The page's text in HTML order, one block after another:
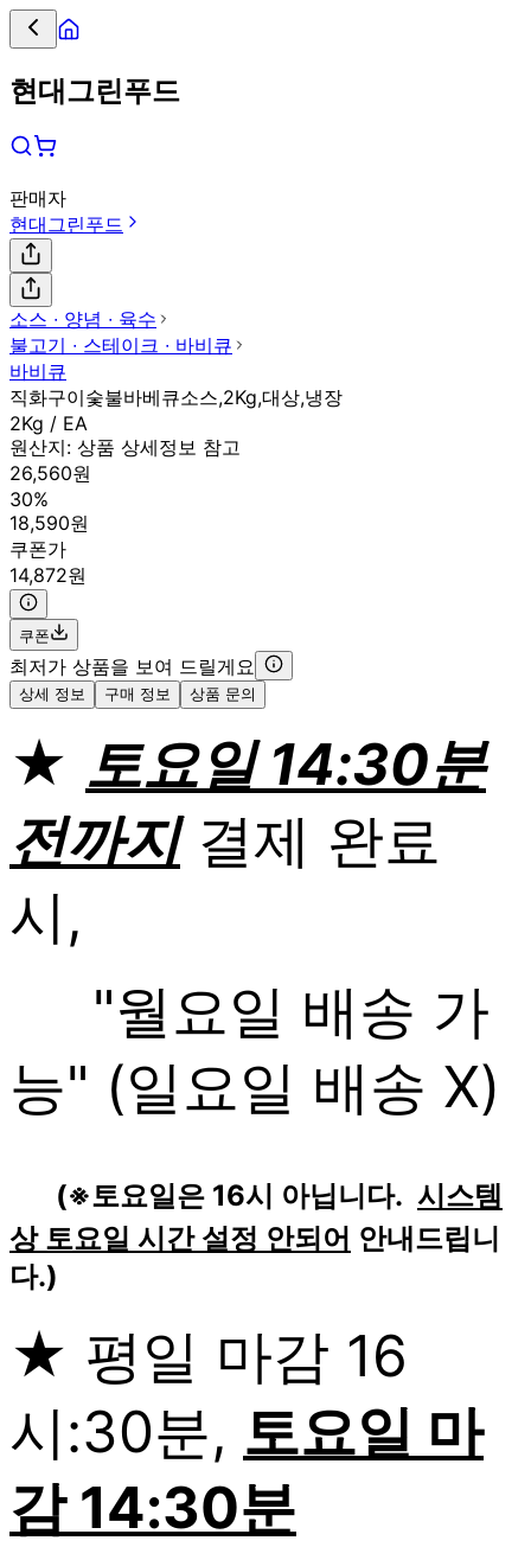
현대그린푸드
판매자
현대그린푸드
소스 ∙ 양념 ∙ 육수
불고기 ∙ 스테이크 ∙ 바비큐
바비큐
직화구이숯불바베큐소스,2Kg,대상,냉장
2Kg / EA
원산지: 상품 상세정보 참고
26,560원
30%
18,590원
쿠폰가
14,872원
쿠폰
최저가 상품을 보여 드릴게요
상세 정보 구매 정보 상품 문의
★ 토요일 14:30분
전까지결제 완료
시,
"월요일 배송 가
능" (일요일 배송 X)
(※토요일은 16시 아닙니다. 시스템
상 토요일 시간 설정 안되어 안내드립니
다.)
★ 평일 마감 16
시:30분, 토요일 마
감 14:30분